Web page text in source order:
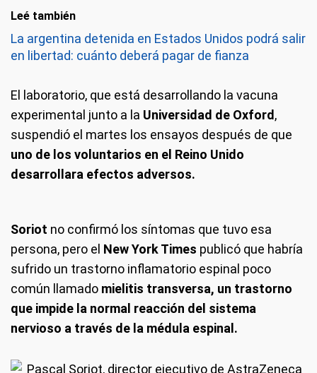
Leé también
La argentina detenida en Estados Unidos podrá salir
en libertad: cuánto deberá pagar de fianza
El laboratorio, que está desarrollando la vacuna
experimental junto a la Universidad de Oxford ,
suspendió el martes los ensayos después de que
uno de los voluntarios en el Reino Unido
desarrollara efectos adversos.
Soriot no confirmó los síntomas que tuvo esa
persona, pero el New York Times publicó que habría
sufrido un trastorno inflamatorio espinal poco
común llamado mielitis transversa, un trastorno
que impide la normal reacción del sistema
nervioso a través de la médula espinal.